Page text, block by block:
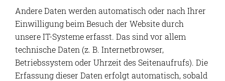
Andere Daten werden automatisch oder nach Ihrer
Einwilligung beim Besuch der Website durch
unsere IT-Systeme erfasst. Das sind vor allem
technische Daten (z. B. Internetbrowser,
Betriebssystem oder Uhrzeit des Seitenaufrufs). Die
Erfassung dieser Daten erfolgt automatisch, sobald